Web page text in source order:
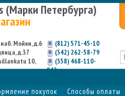
(Марки Петербурга)
Мойки, д.6
д.37
10,
(812) 571-45-10
(342) 262-58-79
(358) 468-110-
842
покупок Способы оплаты